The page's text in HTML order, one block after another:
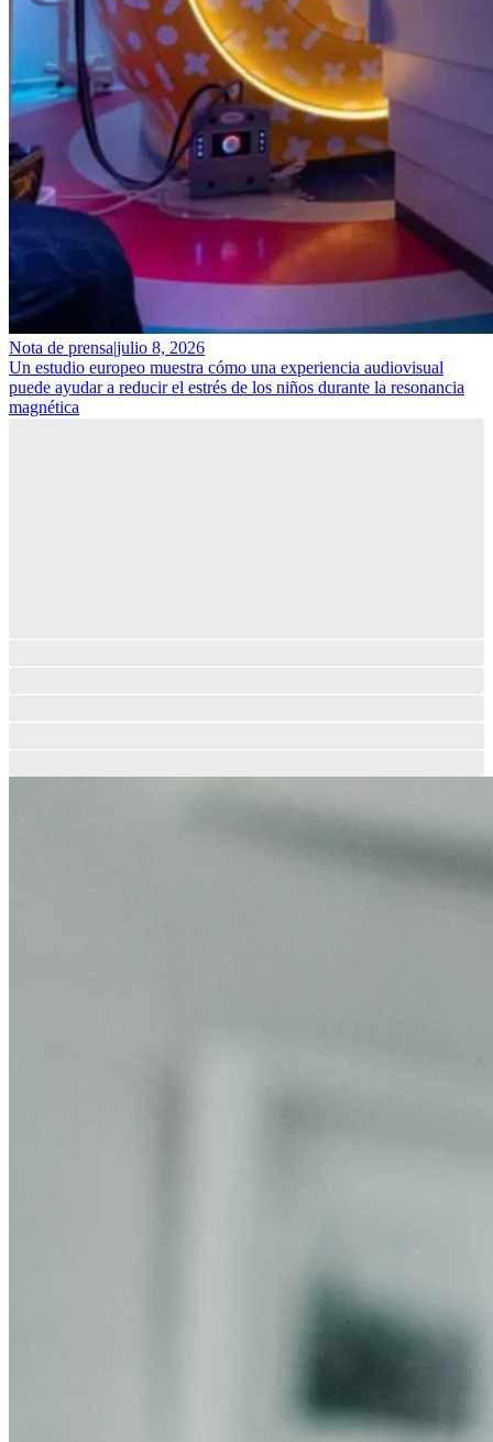
Nota de prensa|julio 8, 2026
Un estudio europeo muestra cómo una experiencia audiovisual
puede ayudar a reducir el estrés de los niños durante la resonancia
magnética